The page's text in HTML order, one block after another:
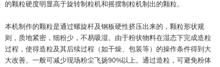
的颗粒硬度明显高于旋转制粒机和摇摆制粒机制出的颗粒。
本机制作的颗粒是通过螺旋杆及钢板硬性挤压出来的，颗粒形状规
则，质地紧密，细粉少，不易吸湿。由于粉状物料在湿态下完成造粒
过程，使得造粒及其后续过程（如干燥、包装等）的操作条件得到大
大改善。一般可减少现场粉尘飞扬90%以上。通过造粒，可避免粉体